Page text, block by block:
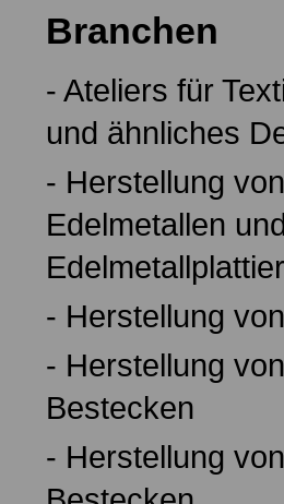
Branchen
- Ateliers für
und ähnliches
- Herstellung
Edelmetallen
- Herstellung
- Herstellung
Bestecken
- Herstellung